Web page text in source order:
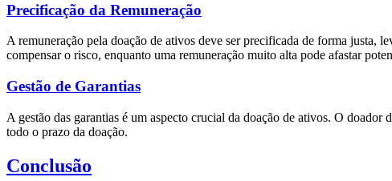
Precificação da Remuneração
A remuneração pela doação de ativos deve ser precificada de forma justa,
compensar o risco, enquanto uma remuneração muito alta pode afastar
Gestão de Garantias
A gestão das garantias é um aspecto crucial da doação de ativos. O
todo o prazo da doação.
Conclusão